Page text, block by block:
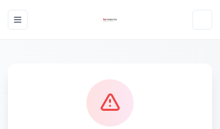
Toggle navigation menu